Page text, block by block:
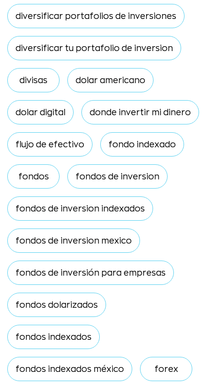
diversificar portafolios de inversiones
diversificar tu portafolio de inversion
divisas dolar americano
dolar digital donde invertir mi dinero
flujo de efectivo fondo indexado
fondos fondos de inversion
fondos de inversion indexados
fondos de inversion mexico
fondos de inversión para empresas
fondos dolarizados
fondos indexados
fondos indexados méxico forex